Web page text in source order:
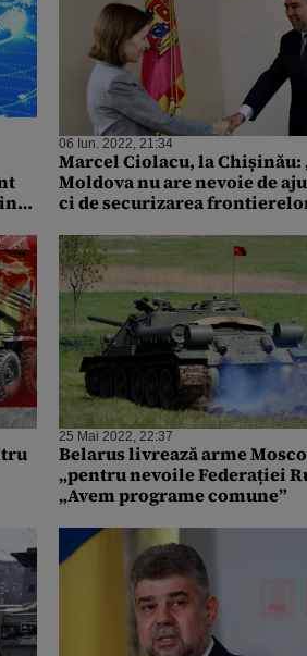
06 Iun. 2022, 21:34
Marcel Ciolacu, la Chișinău:
Moldova nu are nevoie de
ci de securizarea
25 Mai 2022, 22:37
Belarus livrează arme
„pentru nevoile Federației
„Avem programe comune”